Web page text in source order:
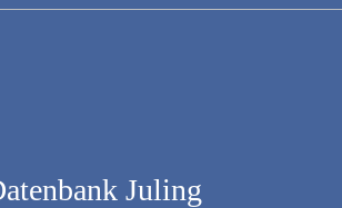
Juling